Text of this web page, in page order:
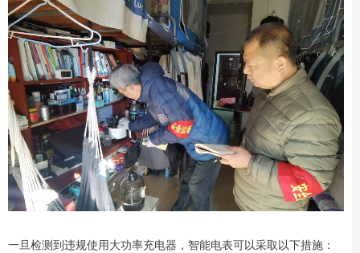
一旦检测到违规使用大功率充电器，智能电表可以采取以下措施：